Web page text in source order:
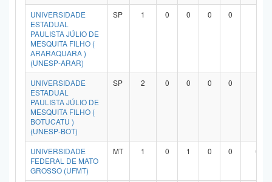
UNIVERSIDADE
ESTADUAL
PAULISTA JÚLIO DE
MESQUITA FILHO (
ARARAQUARA )
(UNESP-ARAR)
SP 1 0 0 0 0
UNIVERSIDADE
ESTADUAL
PAULISTA JÚLIO DE
MESQUITA FILHO (
BOTUCATU )
(UNESP-BOT)
SP 2 0 0 0 0
UNIVERSIDADE
FEDERAL DE MATO
GROSSO (UFMT)
MT 1 0 1 0 0 0